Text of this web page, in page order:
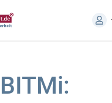
BITMi: